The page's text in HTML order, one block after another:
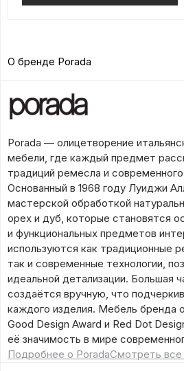
О бренде Porada
Porada — олицетворение
мебели, где каждый предмет
традиций ремесла и
Основанный в 1968 году Луиджи
мастерской обработкой
орех и дуб, которые становятся
и функциональных предметов
используются как традиционные
так и современные технологии,
идеальной детализации. Большая
создаётся вручную, что
каждого изделия. Мебель бренда
Good Design Award и Red Dot
её значимость в мире
Подробнее о PoradaСмотреть все